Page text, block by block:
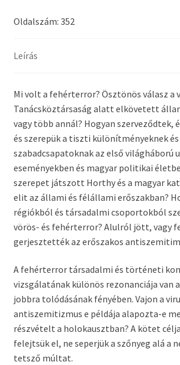
Oldalszám: 352
Leírás
Mi volt a fehérterror? Ösztönös válasz a
Tanácsköztársaság alatt elkövetett
vagy több annál? Hogyan szerveződtek,
és szerepük a tiszti különítményeknek és
szabadcsapatoknak az első világháború
eseményekben és magyar politikai
szerepet játszott Horthy és a magyar
elit az állami és félállami erőszakban?
régiókból és társadalmi csoportokból
vörös- és fehérterror? Alulról jött, vagy
gerjesztették az erőszakos
A fehérterror társadalmi és történeti
vizsgálatának különös rezonanciája van
jobbra tolódásának fényében. Vajon a
antiszemitizmus e példája alapozta-e
részvételt a holokausztban? A kötet
felejtsük el, ne seperjük a szőnyeg alá a
tetsző múltat.